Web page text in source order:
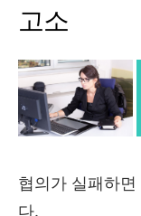
고소
협의가 실패하면
다.